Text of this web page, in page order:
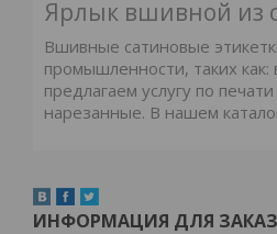
Ярлык вшивной из
Вшивные сатиновые
промышленности, таких
предлагаем услугу по
нарезанные. В нашем
ИНФОРМАЦИЯ ДЛЯ